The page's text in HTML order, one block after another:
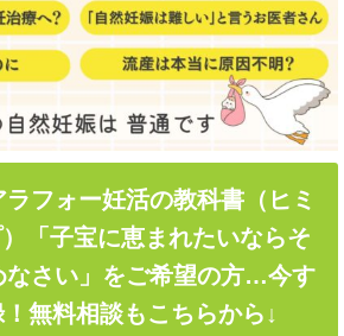
ラフォー妊活の教科書（ヒミ
「子宝に恵まれたいならそ
なさい」をご希望の方…今す
無料相談もこちらから↓